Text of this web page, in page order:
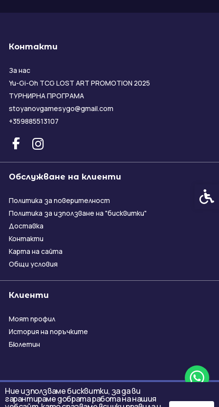
Ние използваме бисквитки, за да ви
гарантираме добрата работа на нашия
Контакти
За нас
Yu-Gi-Oh TCG LOST ART PROMOTION 2025
ТУРНИРНА ПРОГРАМА
stoyanovgamesygo@gmail.com
+359885513107
Обслужване на клиенти
Политика за поверителност
Политика за използване на "бисквитки"
Доставка
Контакти
Карта на сайта
Общи условия
Клиенти
Моят профил
История на поръчките
Бюлетин